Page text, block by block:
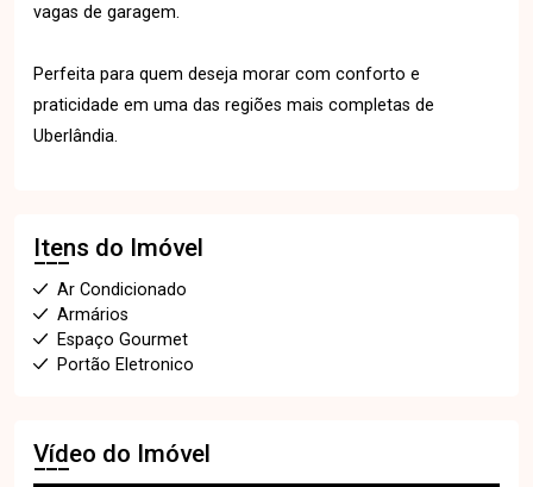
vagas de garagem.
Perfeita para quem deseja morar com conforto e
praticidade em uma das regiões mais completas de
Uberlândia.
Itens do Imóvel
Ar Condicionado
Armários
Espaço Gourmet
Portão Eletronico
Vídeo do Imóvel